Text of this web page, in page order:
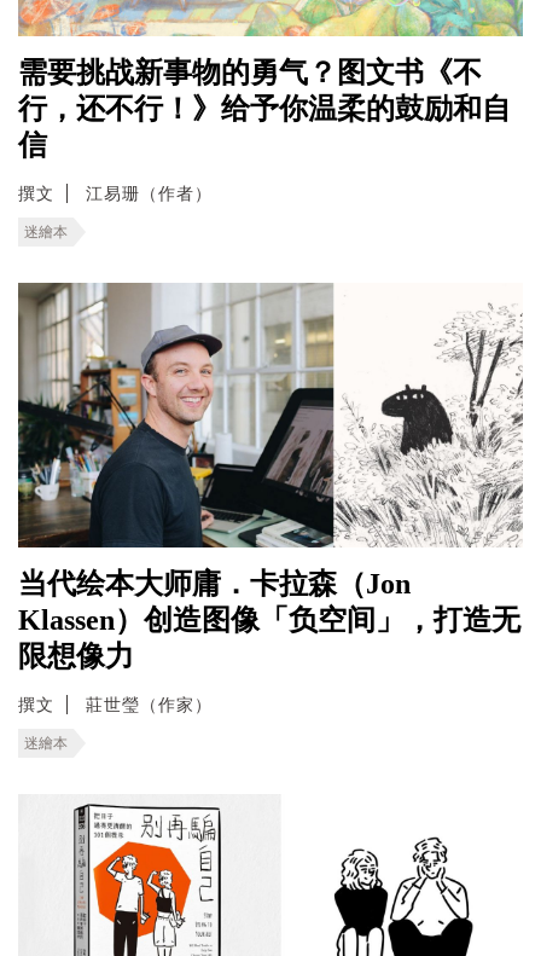
需要挑战新事物的勇气？图文书《不
行，还不行！》给予你温柔的鼓励和自
信
撰文 江易珊（作者）
迷繪本
当代绘本大师庸．卡拉森（Jon
Klassen）创造图像「负空间」，打造无
限想像力
撰文 莊世瑩（作家）
迷繪本